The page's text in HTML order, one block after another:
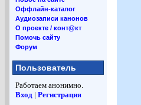
Оффлайн-каталог
Аудиозаписи канонов
О проекте / конт@кт
Помочь сайту
Форум
Пользователь
Работаем анонимно.
Вход | Регистрация